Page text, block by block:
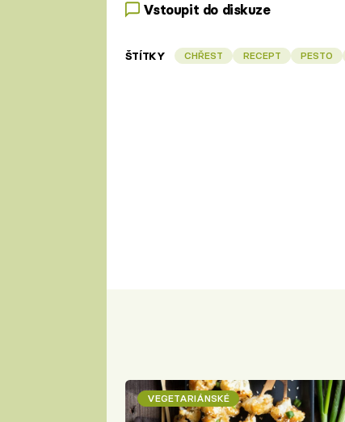
Vstoupit do diskuze
ŠTÍTKY CHŘEST RECEPT PESTO
VEGETARIÁNSKÉ